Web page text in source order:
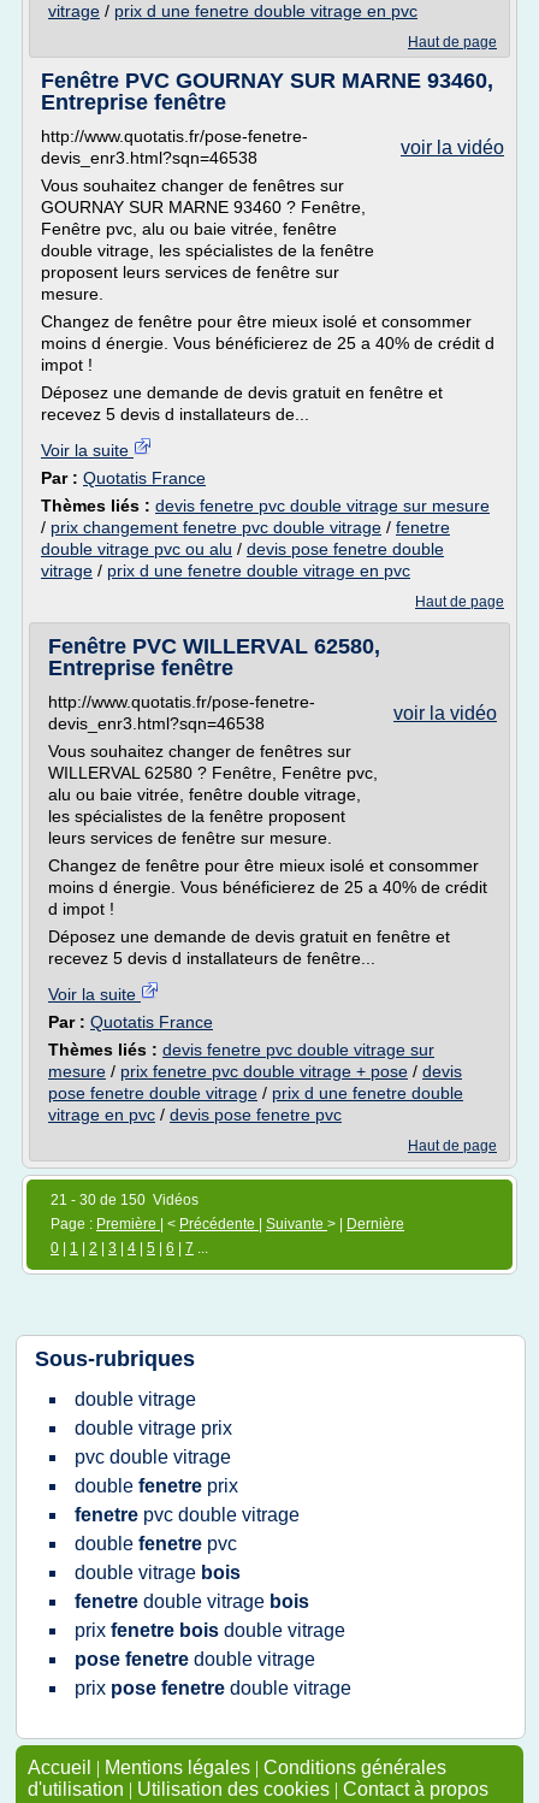
vitrage / prix d une fenetre double vitrage en pvc
Haut de page
Fenêtre PVC GOURNAY SUR MARNE 93460,
Entreprise fenêtre
voir la vidéo
http://www.quotatis.fr/pose-fenetre-
devis_enr3.html?sqn=46538
Vous souhaitez changer de fenêtres sur
GOURNAY SUR MARNE 93460 ? Fenêtre,
Fenêtre pvc, alu ou baie vitrée, fenêtre
double vitrage, les spécialistes de la fenêtre
proposent leurs services de fenêtre sur
mesure.
Changez de fenêtre pour être mieux isolé et consommer
moins d énergie. Vous bénéficierez de 25 a 40% de crédit d
impot !
Déposez une demande de devis gratuit en fenêtre et
recevez 5 devis d installateurs de...
Voir la suite
Par : Quotatis France
Thèmes liés : devis fenetre pvc double vitrage sur mesure
/ prix changement fenetre pvc double vitrage / fenetre
double vitrage pvc ou alu / devis pose fenetre double
vitrage / prix d une fenetre double vitrage en pvc
Haut de page
Fenêtre PVC WILLERVAL 62580,
Entreprise fenêtre
voir la vidéo
http://www.quotatis.fr/pose-fenetre-
devis_enr3.html?sqn=46538
Vous souhaitez changer de fenêtres sur
WILLERVAL 62580 ? Fenêtre, Fenêtre pvc,
alu ou baie vitrée, fenêtre double vitrage,
les spécialistes de la fenêtre proposent
leurs services de fenêtre sur mesure.
Changez de fenêtre pour être mieux isolé et consommer
moins d énergie. Vous bénéficierez de 25 a 40% de crédit
d impot !
Déposez une demande de devis gratuit en fenêtre et
recevez 5 devis d installateurs de fenêtre...
Voir la suite
Par : Quotatis France
Thèmes liés : devis fenetre pvc double vitrage sur
mesure / prix fenetre pvc double vitrage + pose / devis
pose fenetre double vitrage / prix d une fenetre double
vitrage en pvc / devis pose fenetre pvc
Haut de page
21 - 30 de 150 Vidéos
Page : Première | < Précédente Suivante > |
Dernière
0
1 2 3 4 5 6 7 ...
Sous-rubriques
double vitrage
double vitrage prix
pvc double vitrage
double fenetre prix
fenetre pvc double vitrage
double fenetre pvc
double vitrage bois
fenetre double vitrage bois
prix fenetre bois double vitrage
pose fenetre double vitrage
prix pose fenetre double vitrage
Accueil | Mentions légales | Conditions générales
d'utilisation | Utilisation des cookies | Contact à propos